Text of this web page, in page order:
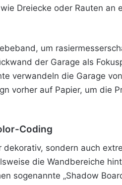
Dreiecke oder Rauten
um
der Garage als
verwandeln die Garage
vorher auf Papier, um die
Coding
dekorativ, sondern auch
die Wandbereiche
sogenannte „Shadow